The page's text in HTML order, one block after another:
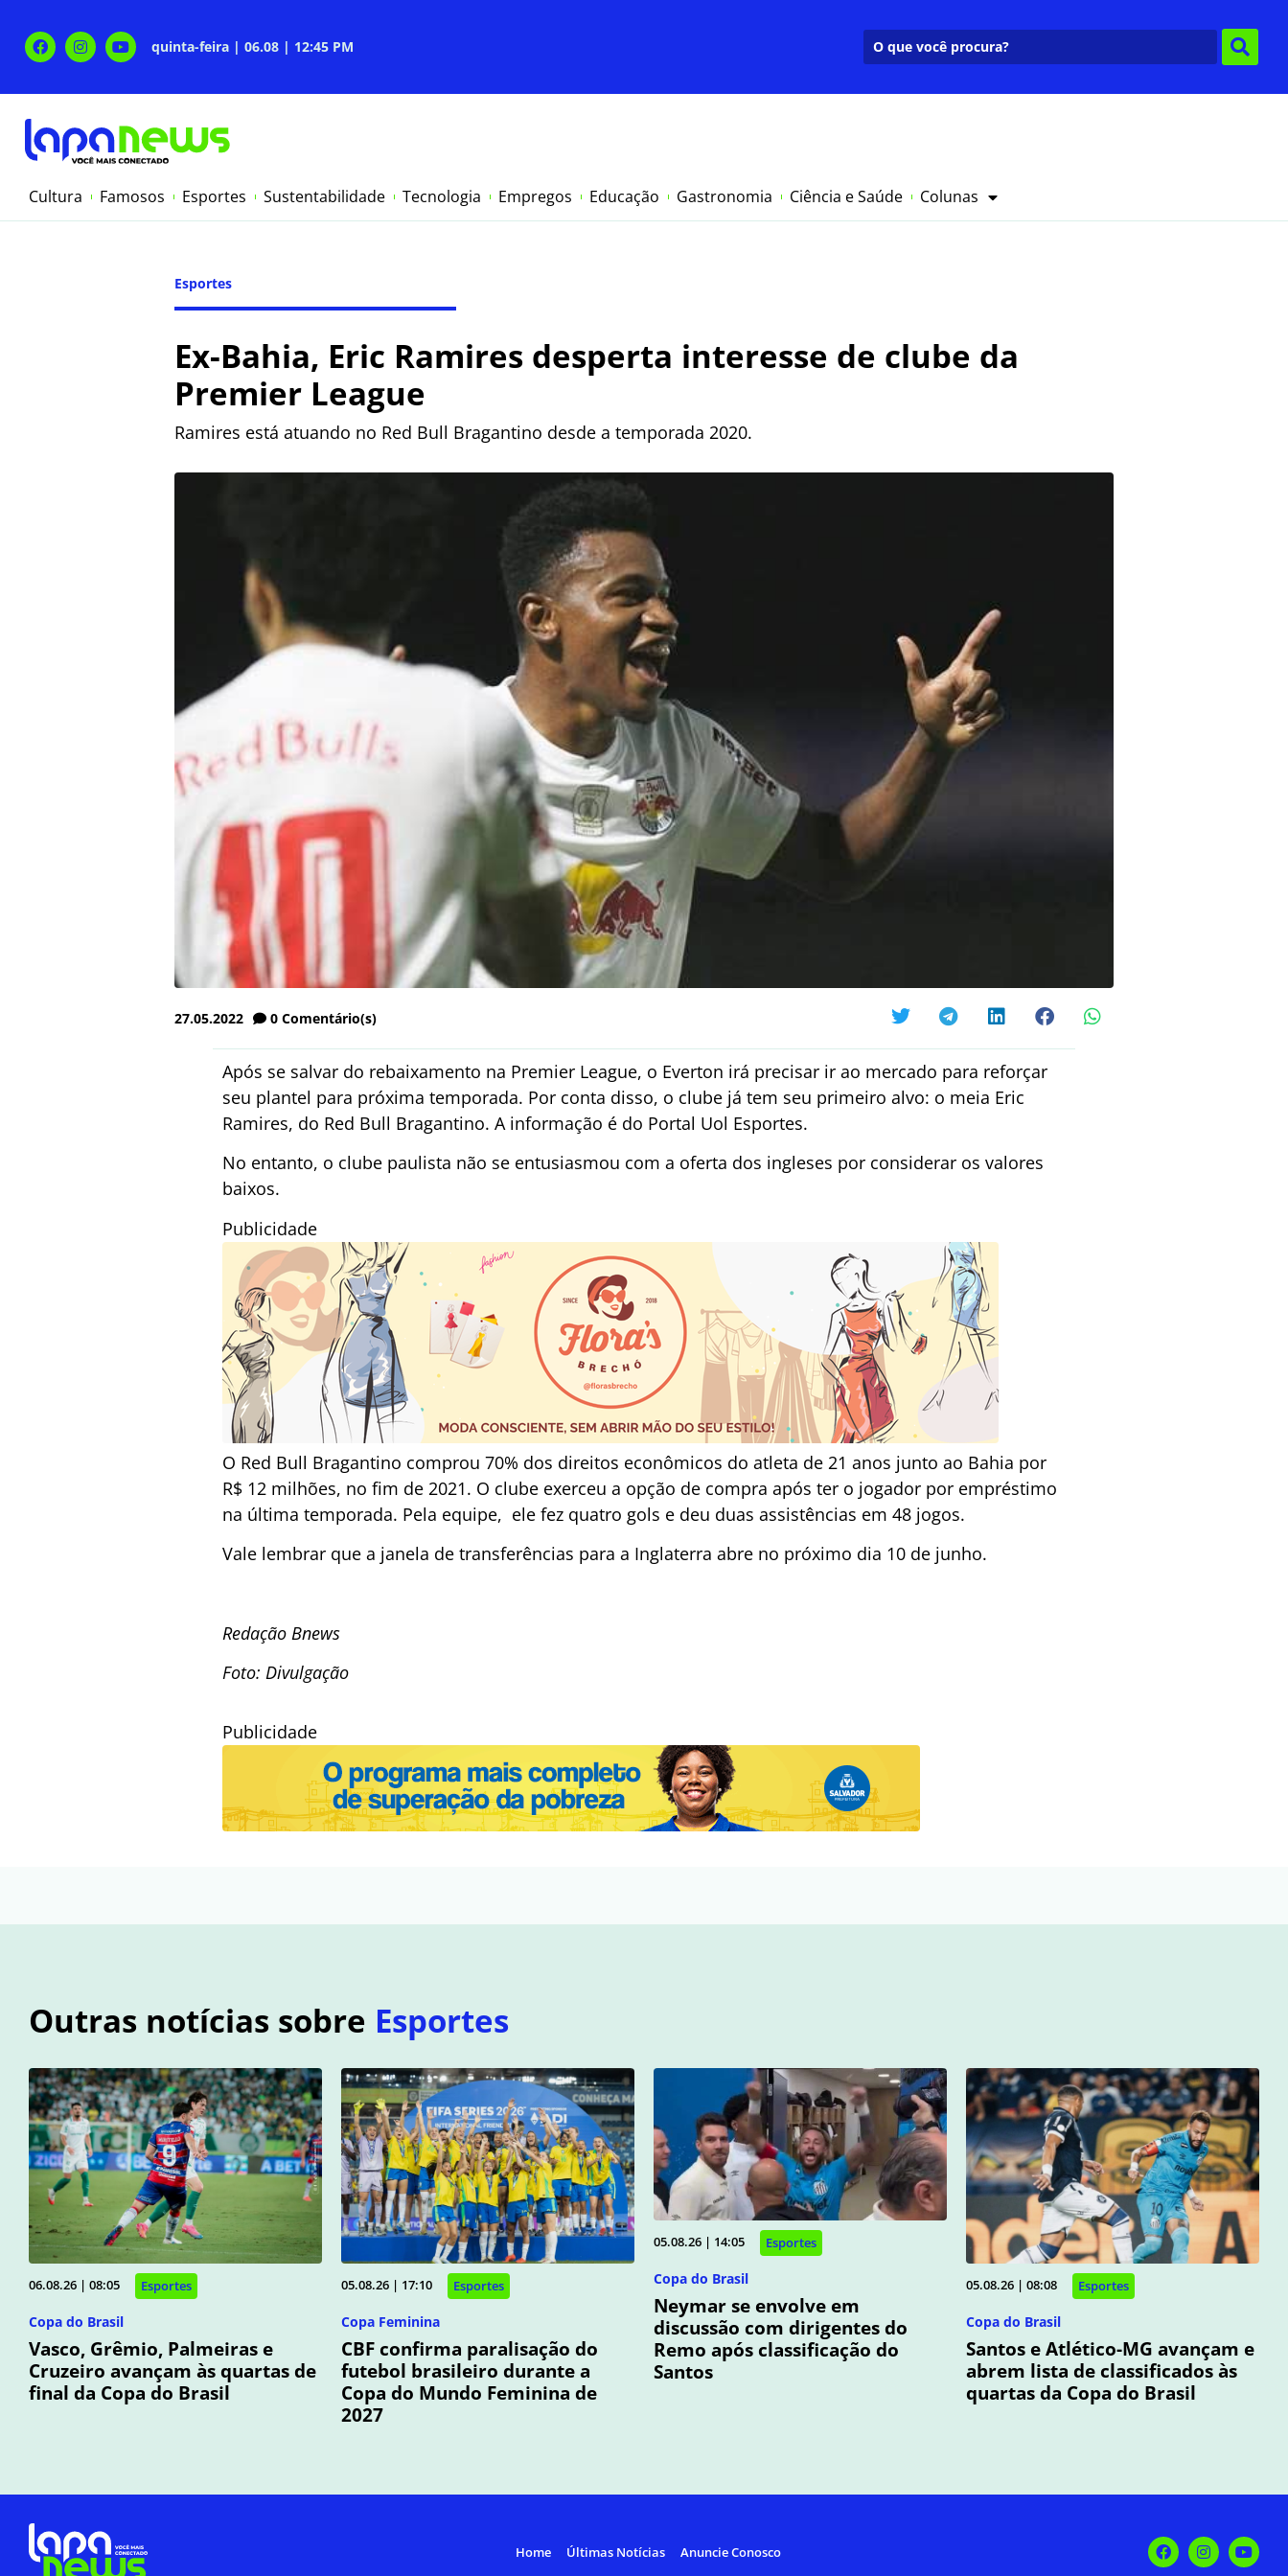
quinta-feira | 06.08 | 12:45 PM
Cultura Famosos Esportes Sustentabilidade Tecnologia Empregos Educação Gastronomia Ciência e Saúde Colunas
Esportes
Ex-Bahia, Eric Ramires desperta interesse de clube da
Premier League
Ramires está atuando no Red Bull Bragantino desde a temporada 2020.
27.05.2022 0 Comentário(s)
Após se salvar do rebaixamento na Premier League, o Everton irá precisar ir ao mercado para reforçar
seu plantel para próxima temporada. Por conta disso, o clube já tem seu primeiro alvo: o meia Eric
Ramires, do Red Bull Bragantino. A informação é do Portal Uol Esportes.
No entanto, o clube paulista não se entusiasmou com a oferta dos ingleses por considerar os valores
baixos.
Publicidade
O Red Bull Bragantino comprou 70% dos direitos econômicos do atleta de 21 anos junto ao Bahia por
R$ 12 milhões, no fim de 2021. O clube exerceu a opção de compra após ter o jogador por empréstimo
na última temporada. Pela equipe, ele fez quatro gols e deu duas assistências em 48 jogos.
Vale lembrar que a janela de transferências para a Inglaterra abre no próximo dia 10 de junho.
Redação Bnews
Foto: Divulgação
Publicidade
Outras notícias sobre Esportes
06.08.26 | 08:05 Esportes
Copa do Brasil
Vasco, Grêmio, Palmeiras e
Cruzeiro avançam às quartas de
final da Copa do Brasil
05.08.26 | 17:10 Esportes
Copa Feminina
CBF confirma paralisação do
futebol brasileiro durante a
Copa do Mundo Feminina de
2027
05.08.26 | 14:05 Esportes
Copa do Brasil
Neymar se envolve em
discussão com dirigentes do
Remo após classificação do
Santos
05.08.26 | 08:08 Esportes
Copa do Brasil
Santos e Atlético-MG avançam e
abrem lista de classificados às
quartas da Copa do Brasil
Home Últimas Notícias Anuncie Conosco